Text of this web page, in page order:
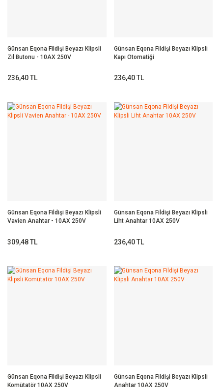
Günsan Eqona Fildişi Beyazı Klipsli
Zil Butonu - 10AX 250V
236,40 TL
Günsan Eqona Fildişi Beyazı Klipsli
Kapı Otomatiği
236,40 TL
Günsan Eqona Fildişi Beyazı Klipsli
Vavien Anahtar - 10AX 250V
309,48 TL
Günsan Eqona Fildişi Beyazı Klipsli
Liht Anahtar 10AX 250V
236,40 TL
Günsan Eqona Fildişi Beyazı Klipsli
Komütatör 10AX 250V
Günsan Eqona Fildişi Beyazı Klipsli
Anahtar 10AX 250V